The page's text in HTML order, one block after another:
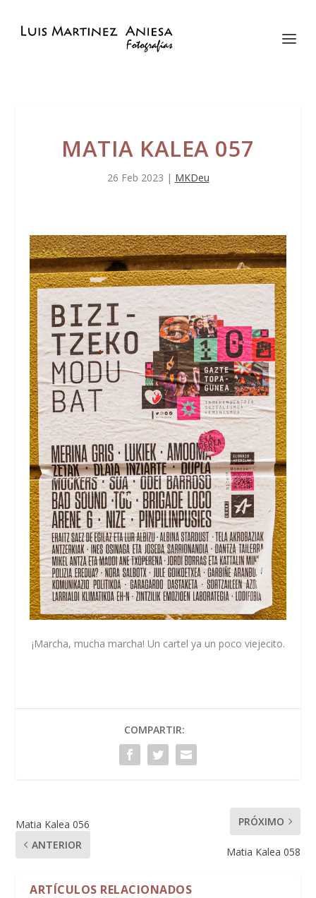
MATIA KALEA 057
26 Feb 2023 | MKDeu
¡Marcha, mucha marcha! Un cartel ya un poco viejecito.
COMPARTIR:
Matia Kalea 056
ANTERIOR
PRÓXIMO
Matia Kalea 058
ARTÍCULOS RELACIONADOS